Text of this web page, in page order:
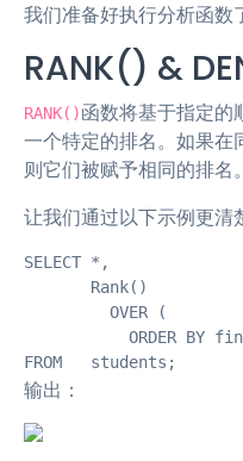
我们准备好执行分析函数
RANK() &
RANK()函数将基于指定的
一个特定的排名。如果在
则它们被赋予相同的排名。
让我们通过以下示例更清
SELECT *,
       Rank()
         OVER (
ORDER BY
FROM   students;
输出：